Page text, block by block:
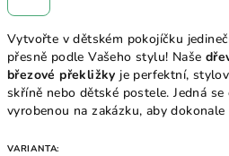
Vytvořte v dětském pokojíčku
přesně podle Vašeho stylu! Naše
březové překližky je perfektní,
skříně nebo dětské postele. Jedná se
vyrobenou na zakázku, aby
VARIANTA: